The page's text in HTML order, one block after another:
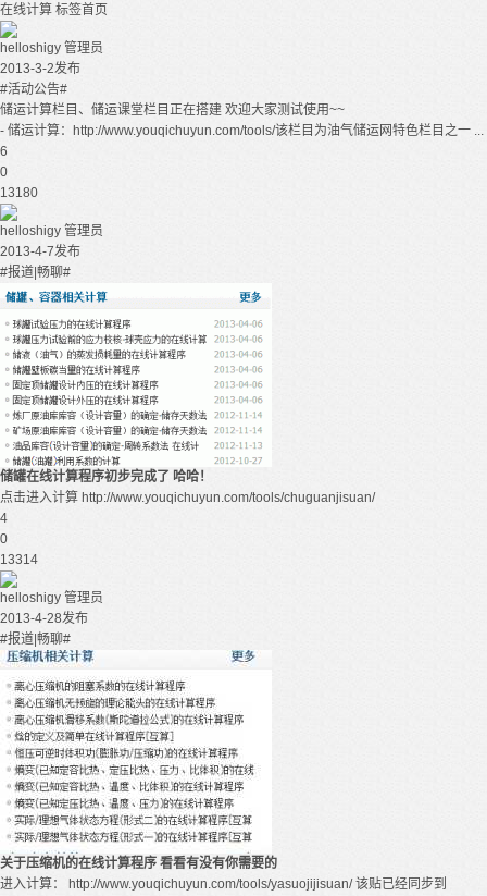
在线计算 标签首页
helloshigy 管理员
2013-3-2发布
#活动公告#
储运计算栏目、储运课堂栏目正在搭建 欢迎大家测试使用~~
- 储运计算：http://www.youqichuyun.com/tools/该栏目为油气储运网特色栏目之一 ...
6
0
13180
helloshigy 管理员
2013-4-7发布
#报道|畅聊#
储罐在线计算程序初步完成了 哈哈！
点击进入计算 http://www.youqichuyun.com/tools/chuguanjisuan/
4
0
13314
helloshigy 管理员
2013-4-28发布
#报道|畅聊#
关于压缩机的在线计算程序 看看有没有你需要的
进入计算： http://www.youqichuyun.com/tools/yasuojijisuan/ 该贴已经同步到